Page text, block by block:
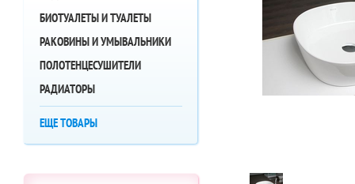
БИОТУАЛЕТЫ И ТУАЛЕТЫ
РАКОВИНЫ И УМЫВАЛЬНИКИ
ПОЛОТЕНЦЕСУШИТЕЛИ
РАДИАТОРЫ
ЕЩЕ ТОВАРЫ